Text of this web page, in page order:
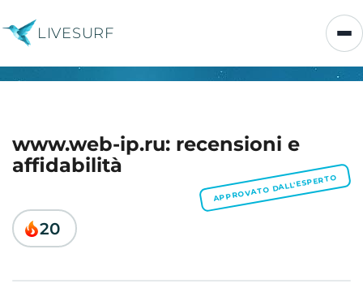
LIVESURF
www.web-ip.ru: recensioni e
affidabilità
APPROVATO DALL'ESPERTO
20